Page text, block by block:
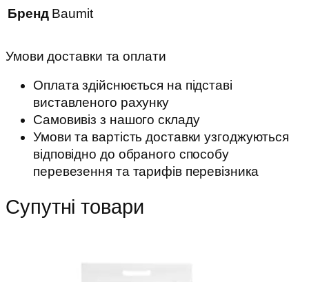
Бренд Baumit
Умови доставки та оплати
Оплата здійснюється на підставі
виставленого рахунку
Самовивіз з нашого складу
Умови та вартість доставки узгоджуються
відповідно до обраного способу
перевезення та тарифів перевізника
Супутні товари